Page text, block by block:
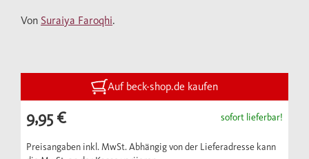
am Ende des Ersten Weltkriegs. Neben der
und zeigt, wie eng der Vielvölkerstaat mit
verflochten war.
Von Suraiya Faroqhi.
Auf beck-shop.de kaufen
9,95 € sofort lieferbar!
Preisangaben inkl. MwSt. Abhängig von der Lieferadresse kann